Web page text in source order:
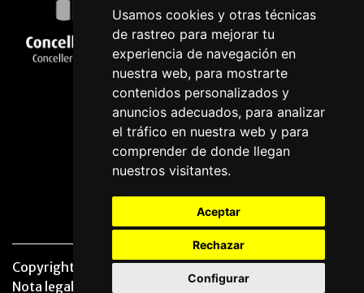
Usamos cookies y otras técnicas
de rastreo para mejorar tu
experiencia de navegación en
nuestra web, para mostrarte
contenidos personalizados y
anuncios adecuados, para analizar
el tráfico en nuestra web y para
comprender de donde llegan
nuestros visitantes.
Aceptar
Rechazar
Configurar
Copyright © 2026 | Powered byCCNorte Desarrollo
Nota legal
Politica de privacidade